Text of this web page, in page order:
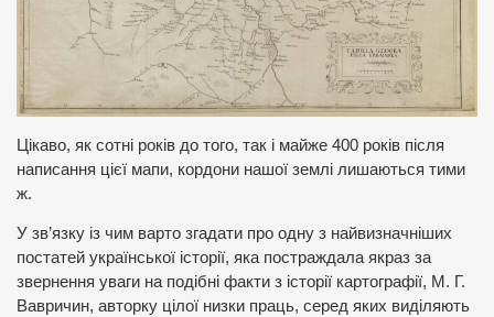
Цікаво, як сотні років до того, так і майже 400 років після
написання цієї мапи, кордони нашої землі лишаються тими
ж.
У зв’язку із чим варто згадати про одну з найвизначніших
постатей української історії, яка постраждала якраз за
звернення уваги на подібні факти з історії картографії, М. Г.
Вавричин, авторку цілої низки праць, серед яких виділяють